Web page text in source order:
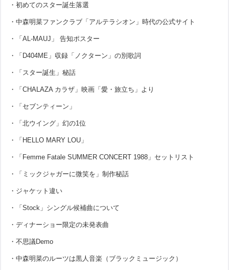
・初めてのスター誕生落選
・中森明菜ファンクラブ「アルテラシオン」時代の公式サイト
・「AL-MAUJ」 告知ポスター
・「D404ME」収録「ノクターン」の別歌詞
・「スター誕生」秘話
・「CHALAZA カラザ」映画「愛・旅立ち」より
・「セブンティーン」
・「北ウイング」幻の1位
・「HELLO MARY LOU」
・「Femme Fatale SUMMER CONCERT 1988」セットリスト
・「ミックジャガーに微笑を」制作秘話
・ジャケット違い
・「Stock」シングル候補曲について
・ディナーショー限定の未発表曲
・不思議Demo
・中森明菜のルーツは黒人音楽（ブラックミュージック）